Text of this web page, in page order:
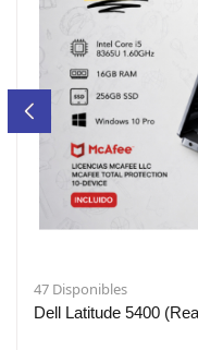
(Reacondicionada)